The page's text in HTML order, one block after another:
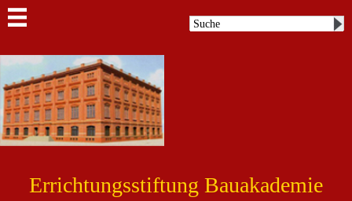
Errichtungsstiftung Bauakademie